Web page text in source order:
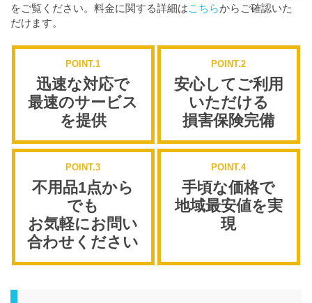
をご覧ください。料金に関する詳細はこちらからご確認いた
だけます。
POINT.1
迅速な対応で
最速のサービス
を提供
POINT.2
安心してご利用
いただける
損害保険完備
POINT.3
不用品1点から
でも
お気軽にお問い
合わせください
POINT.4
手頃な価格で
地域最安値を実
現